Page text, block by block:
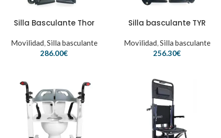
Silla Basculante Thor
Movilidad,Silla basculante
286.00€
Silla basculante TYR
Movilidad,Silla basculante
256.30€